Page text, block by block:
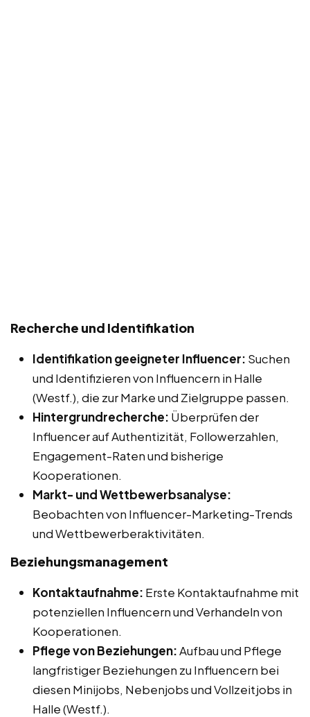
Recherche und Identifikation
Identifikation geeigneter Influencer: Suchen
und Identifizieren von Influencern in Halle
(Westf.), die zur Marke und Zielgruppe passen.
Hintergrundrecherche: Überprüfen der
Influencer auf Authentizität, Followerzahlen,
Engagement-Raten und bisherige
Kooperationen.
Markt- und Wettbewerbsanalyse:
Beobachten von Influencer-Marketing-Trends
und Wettbewerberaktivitäten.
Beziehungsmanagement
Kontaktaufnahme: Erste Kontaktaufnahme mit
potenziellen Influencern und Verhandeln von
Kooperationen.
Pflege von Beziehungen:Aufbau und Pflege
langfristiger Beziehungen zu Influencern bei
diesen Minijobs, Nebenjobs und Vollzeitjobs in
Halle (Westf.).